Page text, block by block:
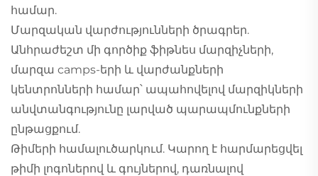
համար.
Մարզական վարժությունների ծրագրեր.
Անհրաժեշտ մի գործիք ֆիթնես մարզիչների,
մարզա camps-երի և վարժանքների
կենտրոնների համար՝ ապահովելով մարզիկների
անվտանգությունը լարված պարապմունքների
ընթացքում.
Թիմերի համալուծարկում. Կարող է հարմարեցվել
թիմի լոգոներով և գույներով, դառնալով